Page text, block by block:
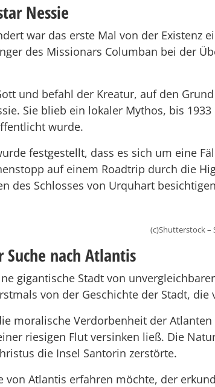
Nessie
war das erste Mal von der Existenz
des Missionars Columban bei der
und befahl der Kreatur, auf den
Sie blieb ein lokaler Mythos, bis
wurde.
festgestellt, dass es sich um eine
auf einem Roadtrip durch die
des Schlosses von Urquhart
(c)Shutterstock –
nach Atlantis
gigantische Stadt von
von der Geschichte der Stadt,
moralische Verdorbenheit der
riesigen Flut versinken ließ. Die
die Insel Santorin zerstörte.
von Atlantis erfahren möchte, der